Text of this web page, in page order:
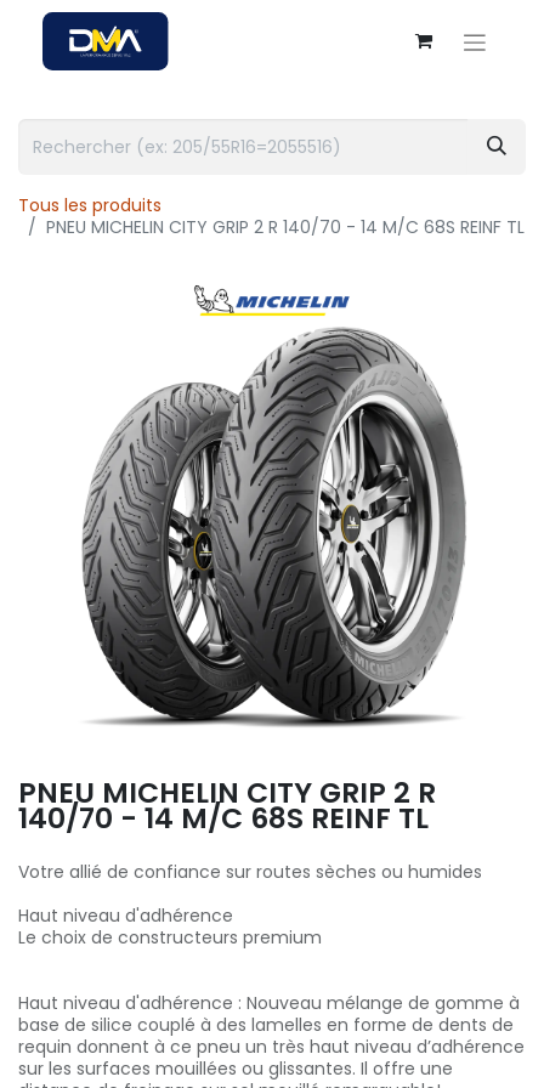
Tous les produits
PNEU MICHELIN CITY GRIP 2 R 140/70 - 14 M/C 68S REINF TL
PNEU MICHELIN CITY GRIP 2 R
140/70 - 14 M/C 68S REINF TL
Votre allié de confiance sur routes sèches ou humides
Haut niveau d'adhérence
Le choix de constructeurs premium
Haut niveau d'adhérence : Nouveau mélange de gomme à
base de silice couplé à des lamelles en forme de dents de
requin donnent à ce pneu un très haut niveau d’adhérence
sur les surfaces mouillées ou glissantes. Il offre une